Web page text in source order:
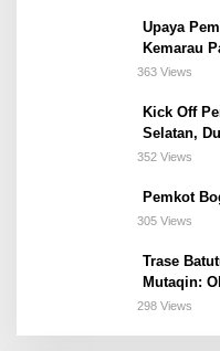
Upaya
Kemarau
363 Views
Kick Off
Selatan,
Bogor
352 Views
Pemkot
305 Views
Trase
Mutaqin:
298 Views